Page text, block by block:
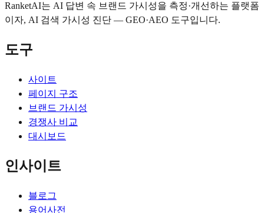
RanketAI는 AI 답변 속 브랜드 가시성을 측정·개선하는 플랫폼
이자, AI 검색 가시성 진단 — GEO·AEO 도구입니다.
도구
사이트
페이지 구조
브랜드 가시성
경쟁사 비교
대시보드
인사이트
블로그
용어사전